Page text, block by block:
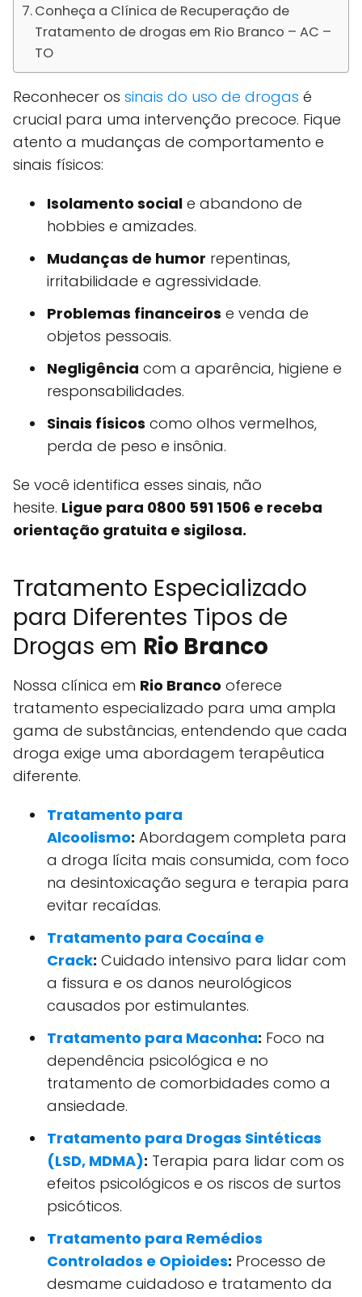
Conheça a Clínica de Recuperação de
Tratamento de drogas em Rio Branco – AC –
TO
Reconhecer os sinais do uso de drogas é
crucial para uma intervenção precoce. Fique
atento a mudanças de comportamento e
sinais físicos:
Isolamento social e abandono de
hobbies e amizades.
Mudanças de humor repentinas,
irritabilidade e agressividade.
Problemas financeiros e venda de
objetos pessoais.
Negligência com a aparência, higiene e
responsabilidades.
Sinais físicos como olhos vermelhos,
perda de peso e insônia.
Se você identifica esses sinais, não
hesite. Ligue para 0800 591 1506 e receba
orientação gratuita e sigilosa.
Tratamento Especializado
para Diferentes Tipos de
Drogas em Rio Branco
Nossa clínica em Rio Branco oferece
tratamento especializado para uma ampla
gama de substâncias, entendendo que cada
droga exige uma abordagem terapêutica
diferente.
Tratamento para
Alcoolismo: Abordagem completa para
a droga lícita mais consumida, com foco
na desintoxicação segura e terapia para
evitar recaídas.
Tratamento para Cocaína e
Crack: Cuidado intensivo para lidar com
a fissura e os danos neurológicos
causados por estimulantes.
Tratamento para Maconha: Foco na
dependência psicológica e no
tratamento de comorbidades como a
ansiedade.
Tratamento para Drogas Sintéticas
(LSD, MDMA): Terapia para lidar com os
efeitos psicológicos e os riscos de surtos
psicóticos.
Tratamento para Remédios
Controlados e Opioides: Processo de
desmame cuidadoso e tratamento da